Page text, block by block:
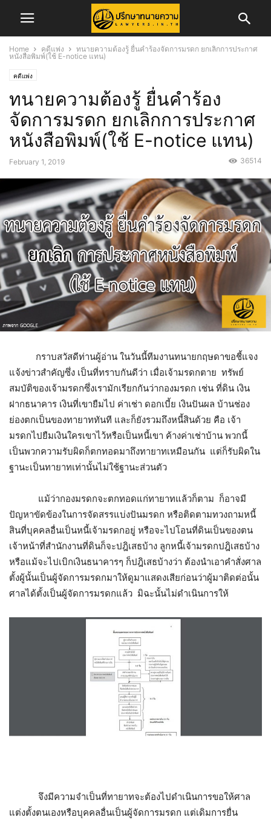
Home คดีแพ่ง
ทนายความต้องรู้ ยื่นคำร้องจัดการมรดก ยกเลิกการประกาศ
หนังสือพิมพ์(ใช้ E-notice แทน)
คดีแพ่ง
ทนายความต้องรู้ ยื่นคำร้อง
จัดการมรดก ยกเลิกการประกาศ
หนังสือพิมพ์(ใช้ E-notice แทน)
February 1, 2019 36514
กราบสวัสดีท่านผู้อ่าน ในวันนี้ทีมงานทนายกฤษดาขอชี้แจง
แจ้งข่าวสำคัญซึ่ง เป็นที่ทราบกันดีว่า เมื่อเจ้ามรดกตาย ทรัพย์
สมบัติของเจ้ามรดกซึ่งเรามักเรียกกันว่ากองมรดก เช่น ที่ดิน เงิน
ฝากธนาคาร เงินที่เขายืมไป ค่าเช่า ดอกเบี้ย เงินปันผล บ้านช่อง
ย่องตกเป็นของทายาททันที และก็ยังรวมถึงหนี้สินด้วย คือ เจ้า
มรดกไปยืมเงินใครเขาไว้หรือเป็นหนี้เขา ค้างค่าเช่าบ้าน พวกนี้
เป็นพวกความรับผิดก็ตกทอดมาถึงทายาทเหมือนกัน แต่ก็รับผิดใน
ฐานะเป็นทายาทเท่านั้นไม่ใช้ฐานะส่วนตัว
แม้ว่ากองมรดกจะตกทอดแก่ทายาทแล้วก็ตาม ก็อาจมี
ปัญหาขัดข้องในการจัดสรรแบ่งปันมรดก หรือติดตามทวงถามหนี้
สินที่บุคคลอื่นเป็นหนี้เจ้ามรดกอยู่ หรือจะไปโอนที่ดินเป็นของตน
เจ้าหน้าที่สำนักงานที่ดินก็จะปฎิเสธบ้าง ลูกหนี้เจ้ามรดกปฎิเสธบ้าง
หรือแม้จะไปเบิกเงินธนาคารๆ ก็ปฎิเสธบ้างว่า ต้องนำเอาคำสั่งศาล
ตั้งผู้นั้นเป็นผู้จัดการมรดกมาให้ดูมาแสดงเสียก่อนว่าผู้มาติดต่อนั้น
ศาลได้ตั้งเป็นผู้จัดการมรดกแล้ว มิฉะนั้นไม่ดำเนินการให้
จึงมีความจำเป็นที่ทายาทจะต้องไปดำเนินการขอให้ศาล
แต่งตั้งตนเองหรือบุคคลอื่นเป็นผู้จัดการมรดก แต่เดิมการยื่น